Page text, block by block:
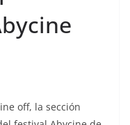
off, la sección